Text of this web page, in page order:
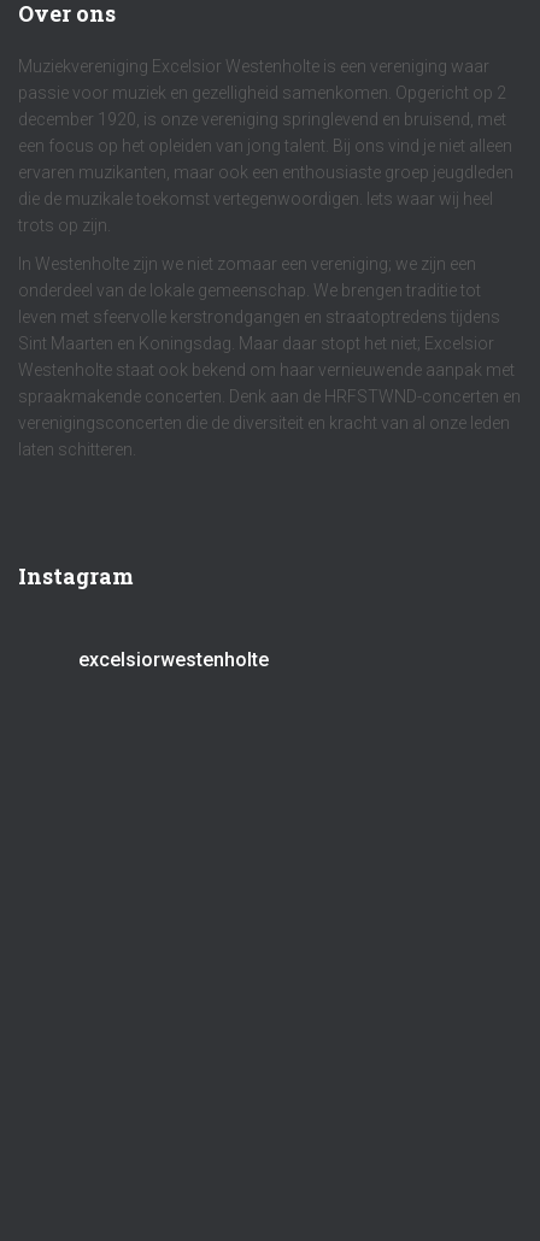
Over ons
Muziekvereniging Excelsior Westenholte is een vereniging waar
passie voor muziek en gezelligheid samenkomen. Opgericht op 2
december 1920, is onze vereniging springlevend en bruisend, met
een focus op het opleiden van jong talent. Bij ons vind je niet alleen
ervaren muzikanten, maar ook een enthousiaste groep jeugdleden
die de muzikale toekomst vertegenwoordigen. Iets waar wij heel
trots op zijn.
In Westenholte zijn we niet zomaar een vereniging; we zijn een
onderdeel van de lokale gemeenschap. We brengen traditie tot
leven met sfeervolle kerstrondgangen en straatoptredens tijdens
Sint Maarten en Koningsdag. Maar daar stopt het niet; Excelsior
Westenholte staat ook bekend om haar vernieuwende aanpak met
spraakmakende concerten. Denk aan de HRFSTWND-concerten en
verenigingsconcerten die de diversiteit en kracht van al onze leden
laten schitteren.
Instagram
excelsiorwestenholte